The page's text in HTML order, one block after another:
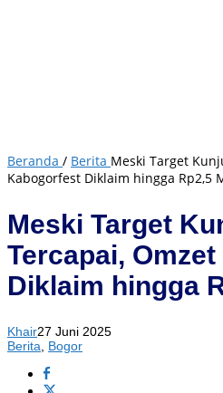
Beranda / Berita Meski Target
Kabogorfest Diklaim hingga Rp2,5
Meski Target
Tercapai,
Diklaim hingga
Khair27 Juni 2025
Berita
Bogor